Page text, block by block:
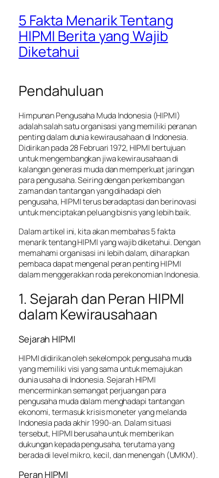
5 Fakta Menarik Tentang
HIPMI Berita yang Wajib
Diketahui
Pendahuluan
Himpunan Pengusaha Muda Indonesia (HIPMI)
adalah salah satu organisasi yang memiliki peranan
penting dalam dunia kewirausahaan di Indonesia.
Didirikan pada 28 Februari 1972, HIPMI bertujuan
untuk mengembangkan jiwa kewirausahaan di
kalangan generasi muda dan memperkuat jaringan
para pengusaha. Seiring dengan perkembangan
zaman dan tantangan yang dihadapi oleh
pengusaha, HIPMI terus beradaptasi dan berinovasi
untuk menciptakan peluang bisnis yang lebih baik.
Dalam artikel ini, kita akan membahas 5 fakta
menarik tentang HIPMI yang wajib diketahui. Dengan
memahami organisasi ini lebih dalam, diharapkan
pembaca dapat mengenal peran penting HIPMI
dalam menggerakkan roda perekonomian Indonesia.
1. Sejarah dan Peran HIPMI
dalam Kewirausahaan
Sejarah HIPMI
HIPMI didirikan oleh sekelompok pengusaha muda
yang memiliki visi yang sama untuk memajukan
dunia usaha di Indonesia. Sejarah HIPMI
mencerminkan semangat perjuangan para
pengusaha muda dalam menghadapi tantangan
ekonomi, termasuk krisis moneter yang melanda
Indonesia pada akhir 1990-an. Dalam situasi
tersebut, HIPMI berusaha untuk memberikan
dukungan kepada pengusaha, terutama yang
berada di level mikro, kecil, dan menengah (UMKM).
Peran HIPMI